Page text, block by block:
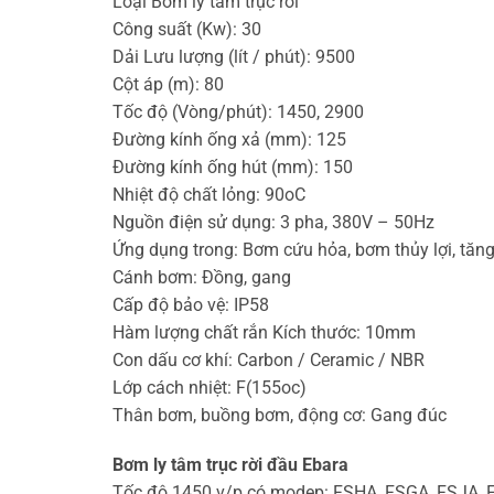
Công suất (Kw): 30
Dải Lưu lượng (lít / phút): 9500
Cột áp (m): 80
Tốc độ (Vòng/phút): 1450, 2900
Đường kính ống xả (mm): 125
Đường kính ống hút (mm): 150
Nhiệt độ chất lỏng: 90oC
Nguồn điện sử dụng: 3 pha, 380V – 50Hz
Ứng dụng trong: Bơm cứu hỏa, bơm thủy lợi,
Cánh bơm: Đồng, gang
Cấp độ bảo vệ: IP58
Hàm lượng chất rắn Kích thước: 10mm
Con dấu cơ khí: Carbon / Ceramic / NBR
Lớp cách nhiệt: F(155oc)
Thân bơm, buồng bơm, động cơ: Gang đúc
Bơm ly tâm trục rời đầu Ebara